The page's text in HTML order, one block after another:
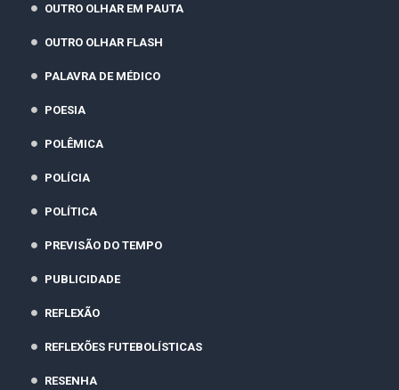
OUTRO OLHAR EM PAUTA
OUTRO OLHAR FLASH
PALAVRA DE MÉDICO
POESIA
POLÊMICA
POLÍCIA
POLÍTICA
PREVISÃO DO TEMPO
PUBLICIDADE
REFLEXÃO
REFLEXÕES FUTEBOLÍSTICAS
RESENHA